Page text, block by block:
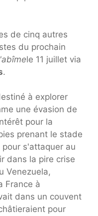
de cinq autres
du prochain
le 11 juillet via
.
à explorer
une évasion de
pour la
prenant le stade
s'attaquer au
dans la pire crise
Venezuela,
France à
dans un couvent
pour